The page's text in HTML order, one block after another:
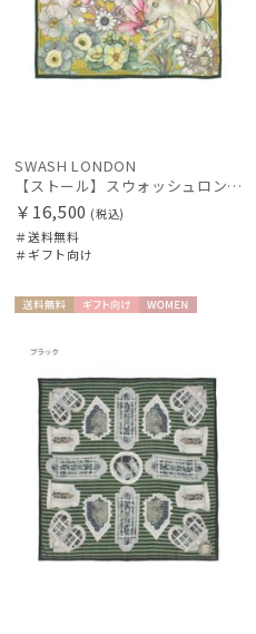
SWASH LONDON
【ストール】スウォッシュロンドン (SWASH LONDON) FLOWER 90*90 シルクウール
￥16,500 (税込)
＃送料無料
＃ギフト向け
料